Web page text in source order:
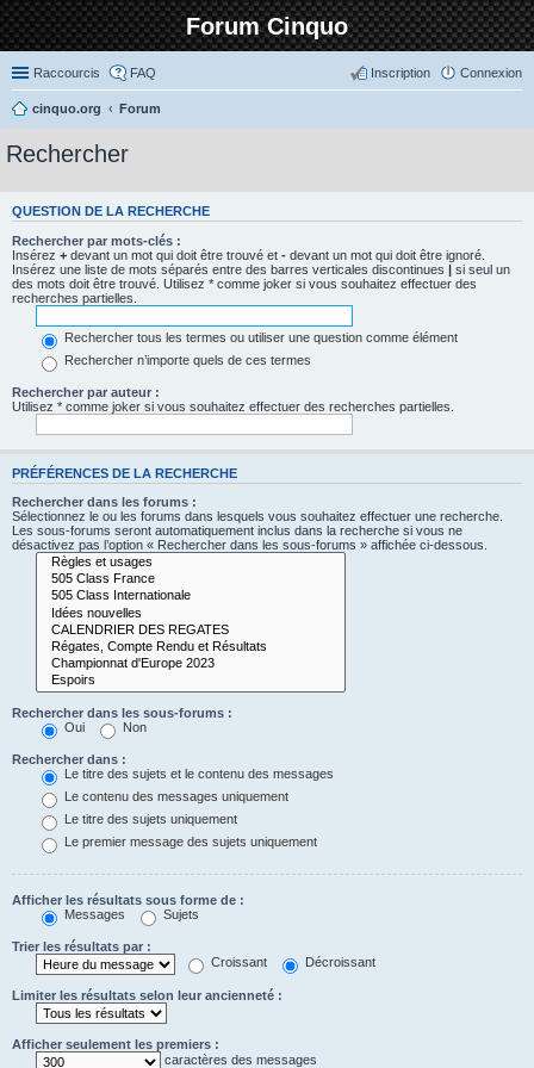
Forum Cinquo
Raccourcis FAQ Connexion
Inscription
cinquo.org Forum
Rechercher
QUESTION DE LA RECHERCHE
Rechercher par mots-clés :
Insérez + devant un mot qui doit être trouvé et - devant un mot qui doit être ignoré.
Insérez une liste de mots séparés entre des barres verticales discontinues | si seul un
des mots doit être trouvé. Utilisez * comme joker si vous souhaitez effectuer des
recherches partielles.
Rechercher tous les termes ou utiliser une question comme élément
Rechercher n’importe quels de ces termes
Rechercher par auteur :
Utilisez * comme joker si vous souhaitez effectuer des recherches partielles.
PRÉFÉRENCES DE LA RECHERCHE
Rechercher dans les forums :
Sélectionnez le ou les forums dans lesquels vous souhaitez effectuer une recherche.
Les sous-forums seront automatiquement inclus dans la recherche si vous ne
désactivez pas l’option « Rechercher dans les sous-forums » affichée ci-dessous.
Rechercher dans les sous-forums :
Oui
Non
Rechercher dans :
Le titre des sujets et le contenu des messages
Le contenu des messages uniquement
Le titre des sujets uniquement
Le premier message des sujets uniquement
Afficher les résultats sous forme de :
Messages
Sujets
Trier les résultats par :
Croissant
Décroissant
Limiter les résultats selon leur ancienneté :
Afficher seulement les premiers :
caractères des messages